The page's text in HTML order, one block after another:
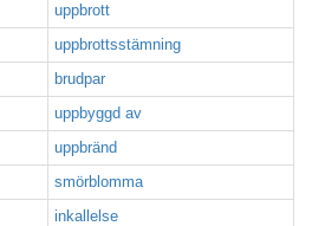
uppbrott
uppbrottsstämning
brudpar
uppbyggd av
uppbränd
smörblomma
inkallelse